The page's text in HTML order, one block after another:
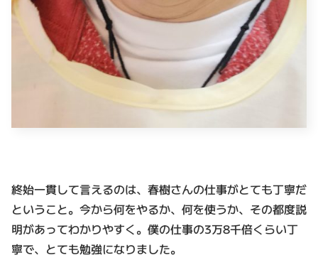
終始一貫して言えるのは、春樹さんの仕事がとても丁寧だ
ということ。今から何をやるか、何を使うか、その都度説
明があってわかりやすく。僕の仕事の3万8千倍くらい丁
寧で、とても勉強になりました。